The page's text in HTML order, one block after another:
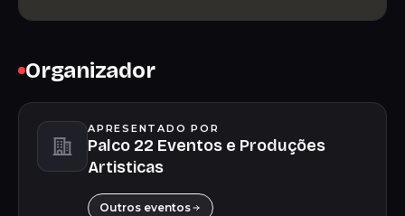
Organizador
APRESENTADO POR
Palco 22 Eventos e Produções
Artisticas
Outros eventos